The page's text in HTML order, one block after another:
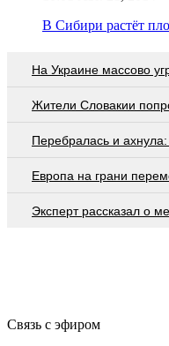
В Сибири растёт
На Украине массово
Жители Словакии
Перебралась и ахнула:
Европа на грани
Эксперт рассказал о
Связь с эфиром